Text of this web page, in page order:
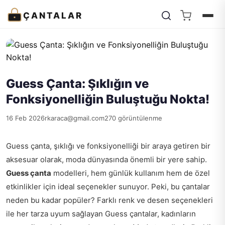
ÇANTALAR
Guess Çanta: Şıklığın ve
Fonksiyonelliğin Buluştuğu Nokta!
16 Feb 2026rkaraca@gmail.com270 görüntülenme
Guess çanta, şıklığı ve fonksiyonelliği bir araya getiren bir
aksesuar olarak, moda dünyasında önemli bir yere sahip.
Guess çanta modelleri, hem günlük kullanım hem de özel
etkinlikler için ideal seçenekler sunuyor. Peki, bu çantalar
neden bu kadar popüler? Farklı renk ve desen seçenekleri
ile her tarza uyum sağlayan Guess çantalar, kadınların